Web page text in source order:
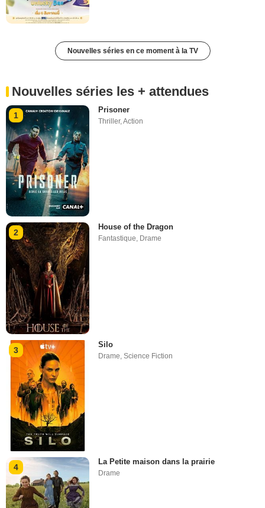
Nouvelles séries en ce moment à la TV
Nouvelles séries les + attendues
1
Prisoner
Thriller,Action
2
House of the Dragon
Fantastique, Drame
3
Silo
Drame ,Science Fiction
4
La Petite maison dans la prairie
Drame